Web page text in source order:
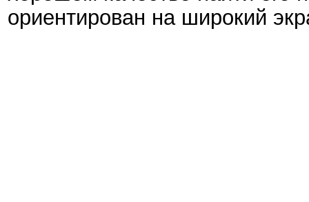
ориентирован на широкий